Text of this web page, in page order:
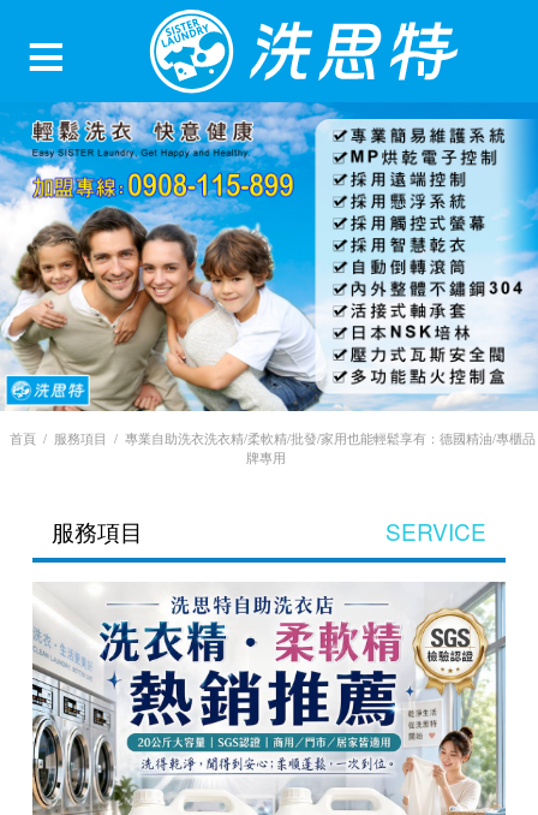
≡
服務項目
+
洗衣機/烘乾機
複合式機器擺放 **洗脫烘一機器搭配
獨立洗衣機與烘乾機的優勢**
APP支付洗衣新時代來了！所有手機
支付方式一次滿足，讓消費者輕鬆多
店面評估及市場調查—專業交給我
們，您只需坐享其成！
洗思特統包服務讓您輕鬆無憂！專業
團隊全方位服務，一條龍服務自助洗
衣烘乾衣空間，讓顧客一次愛上您的
加盟資訊
+
加盟優勢
加盟流程
媒體報導
最新消息
聯絡我們
首頁
首頁 / 服務項目 / 專業自助洗衣洗衣精/柔軟精/批發/家用也能輕鬆享有：德國精油/專櫃品
牌專用
服務項目 SERVICE